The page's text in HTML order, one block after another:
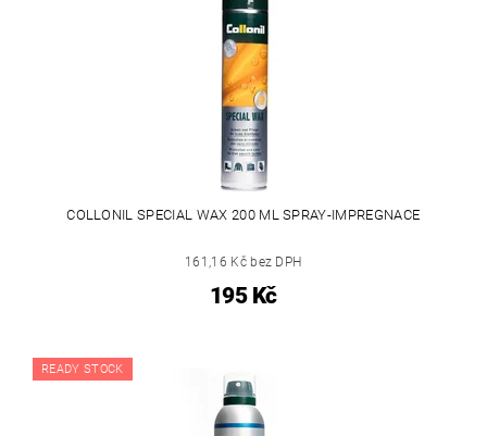
COLLONIL SPECIAL WAX 200 ML SPRAY-IMPREGNACE
161,16 Kč bez DPH
195 Kč
READY STOCK